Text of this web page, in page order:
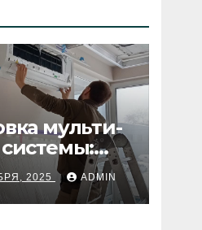
мульти-
2025 ADMIN